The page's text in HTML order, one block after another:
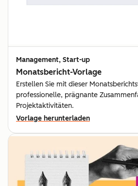
Management, Start-up
Monatsbericht-Vorlage
Erstellen Sie mit dieser
professionelle, prägnante
Projektaktivitäten.
Vorlage herunterladen